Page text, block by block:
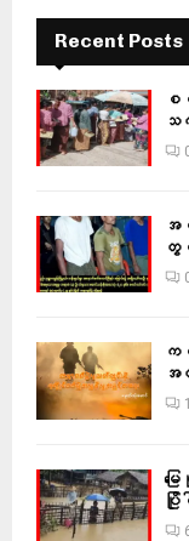
Recent Posts
စ
သ
အ
တွ
က
အ
မြ
ပြို